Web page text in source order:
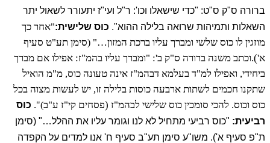
ברורה ס"ק ס"ט: "כדי שישאלו וכו': ר"ל ועי"ז יתעורר לשאול יתר
השאלות ותמיהות שרואה בלילה ההוא". כוס שלישית:"אחר כך
מוזגין לו כוס שלשי ומברך עליו ברכת המזון…" (סימן תע"ט סעיף
א').וכתב משנה ברורה ס"ק ב': "ומברך עליו בהמ"ז: אפילו אם מברך
ביחידי, ואפילו למ"ד בעלמא דבהמ"ז אינה טעונה כוס, מ"מ הואיל
שתקנו חכמים לשתות ארבעה כוסות בלילה זו, יש לעשות מצוה בכל
כוס וכוס. להכי סומכין כוס שלישי לבהמ"ז (פסחים קי"ז ע"ב)"
. כוס
רביעית: "כוס רביעי מתחיל לא לנו וגומר עליו את ההלל…" (סימן
ת"פ סעיף א'). משו"ע סימן תע"ב סעיף ח' אנו למדים על הקפדה